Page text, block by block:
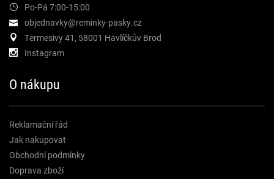
Po-Pá 7:00-15:00
objednavky@reminky-pasky.cz
Termesivy 41, 58001 Havlíčkův Brod
Instagram
O nákupu
Reklamační řád
Jak nakupovat
Obchodní podmínky
Doprava zboží